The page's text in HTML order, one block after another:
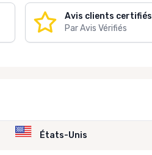
Avis clients certifiés
Par Avis Vérifiés
États-Unis